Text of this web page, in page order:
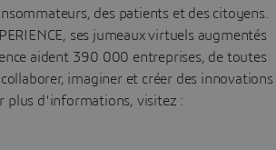
des patients et des citoyens.
ses jumeaux virtuels augmentés
aident 390 000 entreprises, de toutes
imaginer et créer des innovations
plus d'informations, visitez :